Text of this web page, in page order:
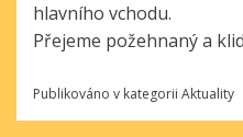
hlavního vchodu.
Přejeme požehnaný a
Publikováno v kategorii Aktuality